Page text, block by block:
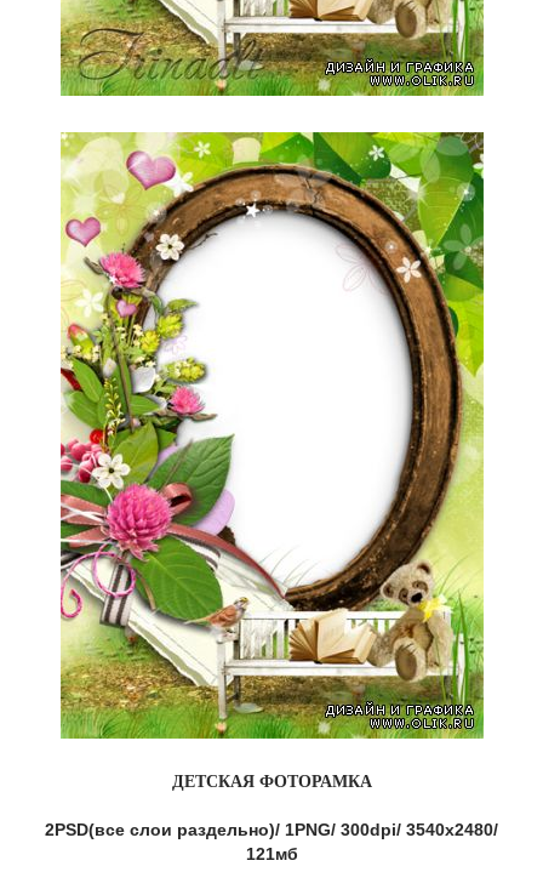
ДЕТСКАЯ ФОТОРАМКА
2PSD(все слои раздельно)/ 1PNG/ 300dpi/ 3540x2480/
121мб